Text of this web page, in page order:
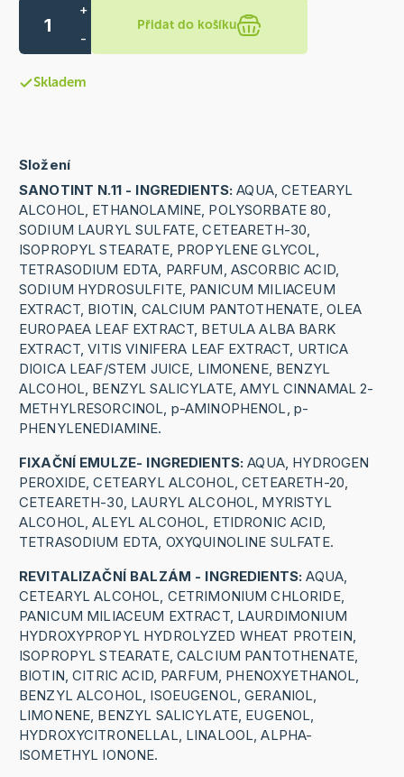
+
-
Přidat do košíku
Skladem
Složení
SANOTINT N.11 - INGREDIENTS: AQUA, CETEARYL
ALCOHOL, ETHANOLAMINE, POLYSORBATE 80,
SODIUM LAURYL SULFATE, CETEARETH-30,
ISOPROPYL STEARATE, PROPYLENE GLYCOL,
TETRASODIUM EDTA, PARFUM, ASCORBIC ACID,
SODIUM HYDROSULFITE, PANICUM MILIACEUM
EXTRACT, BIOTIN, CALCIUM PANTOTHENATE, OLEA
EUROPAEA LEAF EXTRACT, BETULA ALBA BARK
EXTRACT, VITIS VINIFERA LEAF EXTRACT, URTICA
DIOICA LEAF/STEM JUICE, LIMONENE, BENZYL
ALCOHOL, BENZYL SALICYLATE, AMYL CINNAMAL 2-
METHYLRESORCINOL, p-AMINOPHENOL, p-
PHENYLENEDIAMINE.
FIXAČNÍ EMULZE- INGREDIENTS: AQUA, HYDROGEN
PEROXIDE, CETEARYL ALCOHOL, CETEARETH-20,
CETEARETH-30, LAURYL ALCOHOL, MYRISTYL
ALCOHOL, ALEYL ALCOHOL, ETIDRONIC ACID,
TETRASODIUM EDTA, OXYQUINOLINE SULFATE.
REVITALIZAČNÍ BALZÁM - INGREDIENTS: AQUA,
CETEARYL ALCOHOL, CETRIMONIUM CHLORIDE,
PANICUM MILIACEUM EXTRACT, LAURDIMONIUM
HYDROXYPROPYL HYDROLYZED WHEAT PROTEIN,
ISOPROPYL STEARATE, CALCIUM PANTOTHENATE,
BIOTIN, CITRIC ACID, PARFUM, PHENOXYETHANOL,
BENZYL ALCOHOL, ISOEUGENOL, GERANIOL,
LIMONENE, BENZYL SALICYLATE, EUGENOL,
HYDROXYCITRONELLAL, LINALOOL, ALPHA-
ISOMETHYL IONONE.